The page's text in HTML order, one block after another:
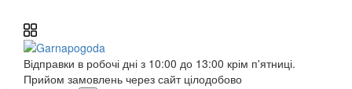
Відправки в робочі дні з 10:00 до 13:00 крім п'ятниці.
Прийом замовлень через сайт цілодобово